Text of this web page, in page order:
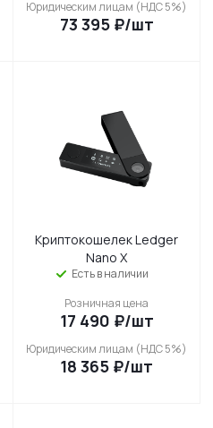
Юридическим лицам (НДС 5%)
73 395₽/шт
Криптокошелек Ledger
Nano X
Есть в наличии
Розничная цена
17 490 ₽/шт
Юридическим лицам (НДС 5%)
18 365 ₽/шт